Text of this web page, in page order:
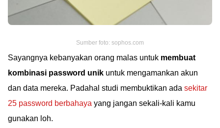
Sumber foto: sophos.com
Sayangnya kebanyakan orang malas untuk membuat
kombinasi password unik untuk mengamankan akun
dan data mereka. Padahal studi membuktikan ada sekitar
25 password berbahaya yang jangan sekali-kali kamu
gunakan loh.